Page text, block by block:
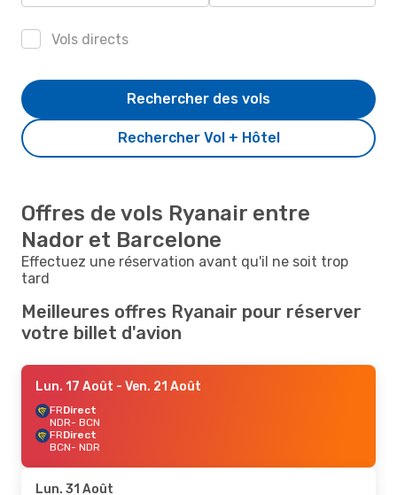
Vols directs
Rechercher Vol + Hôtel
Rechercher des vols
Offres de vols Ryanair entre
Nador et Barcelone
Effectuez une réservation avant qu'il ne soit trop
tard
Meilleures offres Ryanair pour réserver
votre billet d'avion
Lun. 17 Août - Ven. 21 Août
FRDirect
NDR- BCN
FRDirect
BCN- NDR
Lun. 31 Août